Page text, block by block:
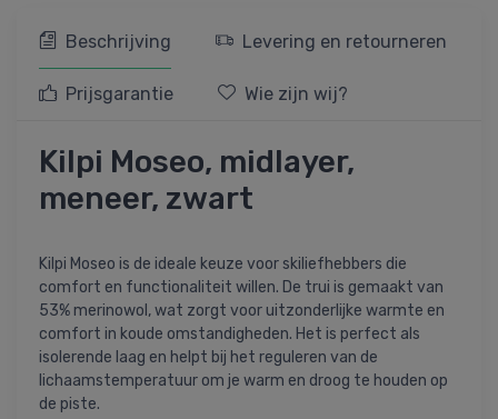
Beschrijving Levering en retourneren
Prijsgarantie Wie zijn wij?
Kilpi Moseo, midlayer,
meneer, zwart
Kilpi Moseo is de ideale keuze voor skiliefhebbers die
comfort en functionaliteit willen. De trui is gemaakt van
53% merinowol, wat zorgt voor uitzonderlijke warmte en
comfort in koude omstandigheden. Het is perfect als
isolerende laag en helpt bij het reguleren van de
lichaamstemperatuur om je warm en droog te houden op
de piste.